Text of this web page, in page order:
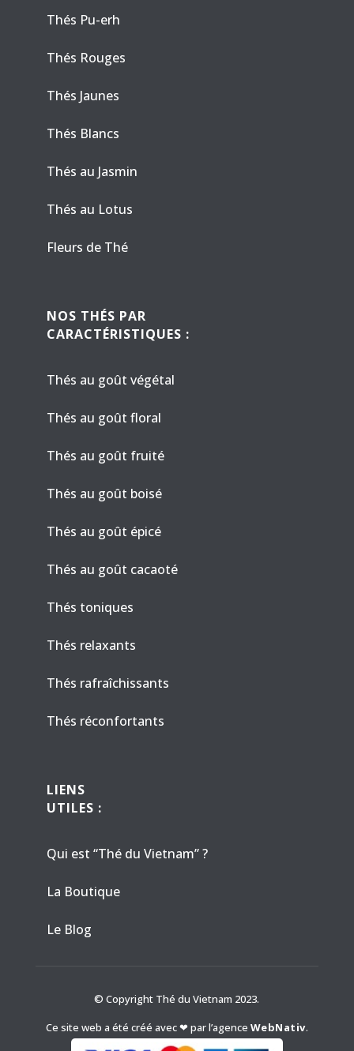
Thés Pu-erh
Thés Rouges
Thés Jaunes
Thés Blancs
Thés au Jasmin
Thés au Lotus
Fleurs de Thé
NOS THÉS PAR
CARACTÉRISTIQUES :
Thés au goût végétal
Thés au goût floral
Thés au goût fruité
Thés au goût boisé
Thés au goût épicé
Thés au goût cacaoté
Thés toniques
Thés relaxants
Thés rafraîchissants
Thés réconfortants
LIENS
UTILES :
Qui est “Thé du Vietnam” ?
La Boutique
Le Blog
© Copyright Thé du Vietnam 2023.
Ce site web a été créé avec ❤ par l’agence WebNativ.